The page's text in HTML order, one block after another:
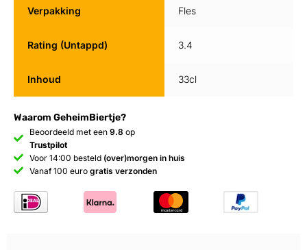
Waarom GeheimBiertje?
Beoordeeld met een 9.8 op
Trustpilot
Voor 14:00 besteld (over)morgen in huis
Vanaf 100 euro gratis verzonden
Verpakking Fles
Rating (Untappd) 3.4
Inhoud 33cl